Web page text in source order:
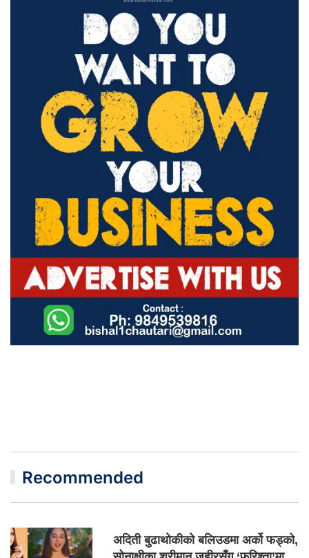
Recommended
अदिती बुढाथोकीको बलिउडमा अर्को फड्को,